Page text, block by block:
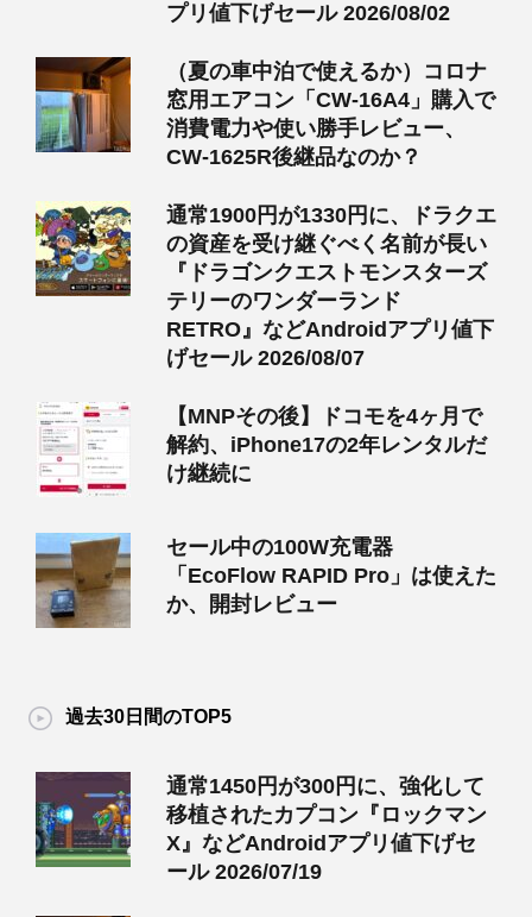
プリ値下げセール 2026/08/02
（夏の車中泊で使えるか）コロナ
窓用エアコン「CW-16A4」購入で
消費電力や使い勝手レビュー、
CW-1625R後継品なのか？
通常1900円が1330円に、ドラクエ
の資産を受け継ぐべく名前が長い
『ドラゴンクエストモンスターズ
テリーのワンダーランド
RETRO』などAndroidアプリ値下
げセール 2026/08/07
【MNPその後】ドコモを4ヶ月で
解約、iPhone17の2年レンタルだ
け継続に
セール中の100W充電器
「EcoFlow RAPID Pro」は使えた
か、開封レビュー
過去30日間のTOP5
通常1450円が300円に、強化して
移植されたカプコン『ロックマン
X』などAndroidアプリ値下げセ
ール 2026/07/19